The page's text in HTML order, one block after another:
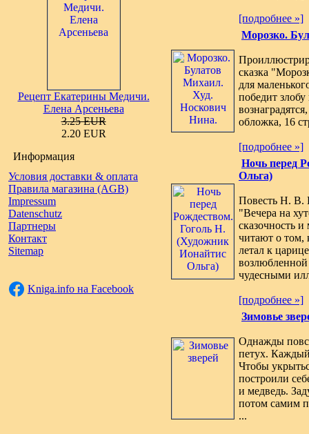
Рецепт Екатерины Медичи.
Елена Арсеньева
3.25 EUR
2.20 EUR
Информация
Условия доставки & оплата
Правила магазина (AGB)
Impressum
Datenschutz
Партнеры
Контакт
Sitemap
Kniga.info на Facebook
[подробнее »]
Морозко.
сказка
для
победит
обложка, 16
[подробнее »]
Ночь перед
Ольга)
Повесть Н. В.
"Вечера на
сказочность
читают о том,
летал к
чудесными
[подробнее »]
Зимовье
Однажды
петух.
Чтобы
построили
и медведь.
потом самим
...